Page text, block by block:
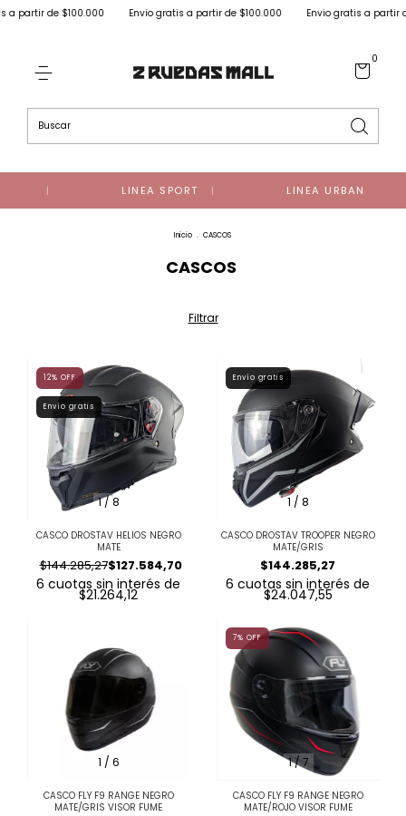
$100.000 Envio gratis a partir de $100.000 Envio gratis a partir de
0
LINEA SPORT LINEA URBAN
Inicio . CASCOS
CASCOS
Filtrar
1/ 8
12% OFF
Envío gratis
CASCO DROSTAV HELIOS NEGRO
MATE
$127.584,70
$144.285,27
6 cuotas sin interés de
$21.264,12
1 / 8
Envío gratis
CASCO DROSTAV TROOPER NEGRO
MATE/GRIS
$144.285,27
6 cuotas sin interés de
$24.047,55
1 / 6
CASCO FLY F9 RANGE NEGRO
MATE/GRIS VISOR FUME
1/7
7% OFF
CASCO FLY F9 RANGE NEGRO
MATE/ROJO VISOR FUME